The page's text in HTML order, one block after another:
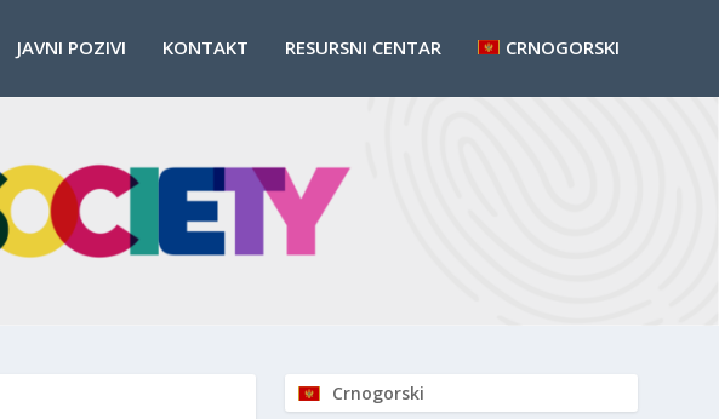
JAVNI POZIVI KONTAKT RESURSNI CENTAR CRNOGORSKI
Crnogorski